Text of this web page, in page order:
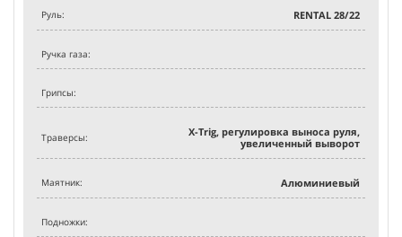
Руль: RENTAL 28/22
Ручка газа:
Грипсы:
Траверсы:
X-Trig, регулировка выноса руля,
увеличенный выворот
Маятник: Алюминиевый
Подножки: